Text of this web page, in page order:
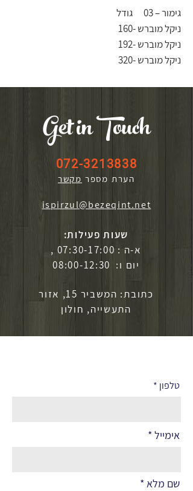
גימור – 03
גודל
ניקל מוברש -160
ניקל מוברש -192
ניקל מוברש -320
Get in Touch
072-3213838
הערת מספר מקשר
ispirzul@bezeqint.net
שעות פעילות:
א-ה : 07:30-17:00 ,
יום ו: 08:00-12:30
כתובת: המשביר 15, אזור
התעשייה, חולון
טלפון
אימייל
שם מלא